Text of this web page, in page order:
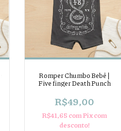
Romper Chumbo Bebê |
Five finger Death Punch
R$49,00
R$41,65 comPix com
desconto!